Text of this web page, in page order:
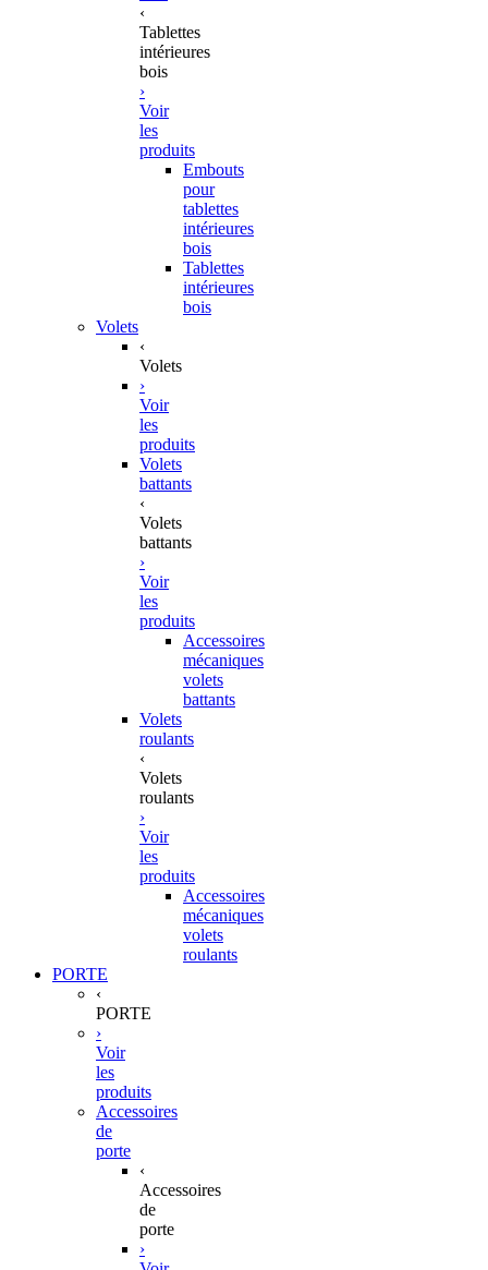
‹
Tablettes
intérieures
bois
›
Voir
les
produits
Embouts
pour
tablettes
intérieures
bois
Tablettes
intérieures
bois
Volets
‹
Volets
›
Voir
les
produits
Volets
battants
‹
Volets
battants
›
Voir
les
produits
Accessoires
mécaniques
volets
battants
Volets
roulants
‹
Volets
roulants
›
Voir
les
produits
Accessoires
mécaniques
volets
roulants
PORTE
‹
PORTE
›
Voir
les
produits
Accessoires
de
porte
‹
Accessoires
de
porte
›